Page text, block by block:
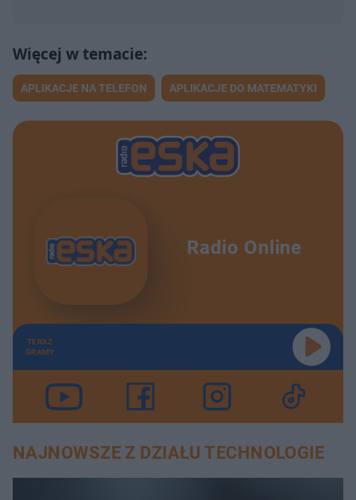
APLIKACJE NA TELEFON APLIKACJE DO MATEMATYKI
Radio Online
TERAZ
GRAMY
NAJNOWSZE Z DZIAŁU TECHNOLOGIE